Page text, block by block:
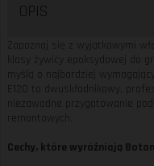
OPIS
Zapoznaj się z wyjątkowymi
klasy żywicy epoksydowej do
myślą o najbardziej
E120 to dwuskładnikowy,
niezawodne przygotowanie
remontowych.
Cechy, które wyróżniają